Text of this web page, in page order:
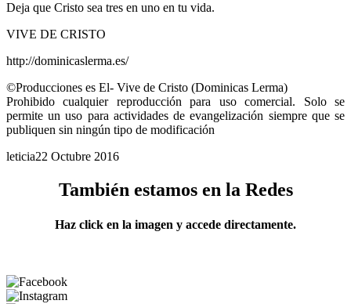
Deja que Cristo sea tres en uno en tu vida.
VIVE DE CRISTO
http://dominicaslerma.es/
©Producciones es El- Vive de Cristo (Dominicas Lerma)
Prohibido cualquier reproducción para uso comercial. Solo se
permite un uso para actividades de evangelización siempre que se
publiquen sin ningún tipo de modificación
leticia22 Octubre 2016
También estamos en la Redes
Haz click en la imagen y accede directamente.